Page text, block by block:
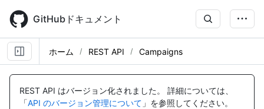
main
content
GitHubドキュメント
ホーム REST API Campaigns
REST API はバージョン化されました。
詳細については、
「API のバージョン管理について 」を参照してください。